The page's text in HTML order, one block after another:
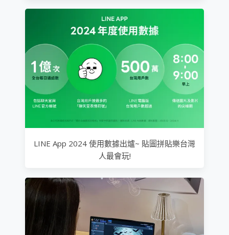
LINE App 2024 使用數據出爐~ 貼圖拼貼樂台灣
人最會玩!